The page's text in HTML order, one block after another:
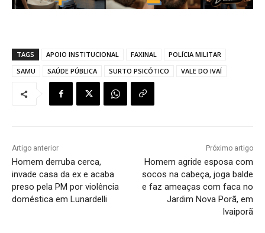
TAGS APOIO INSTITUCIONAL FAXINAL
POLÍCIA MILITAR
SAMU
SAÚDE PÚBLICA SURTO PSICÓTICO VALE DO IVAÍ
Artigo anterior
Homem derruba cerca,
invade casa da ex e acaba
preso pela PM por violência
doméstica em Lunardelli
Próximo artigo
Homem agride esposa com
socos na cabeça, joga balde
e faz ameaças com faca no
Jardim Nova Porã, em
Ivaiporã